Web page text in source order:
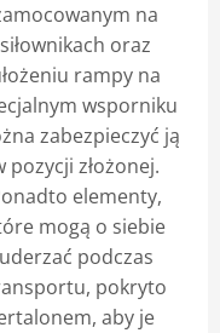
na
siłownikach oraz
rampy na
wsporniku
zabezpieczyć ją
pozycji złożonej.
elementy,
mogą o siebie
uderzać podczas
pokryto
aby je